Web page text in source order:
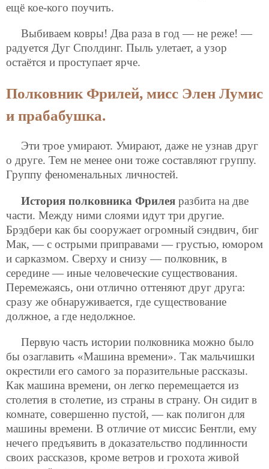
ещё кое-кого поучить.
Выбиваем ковры! Два раза в год — не реже! —
радуется Дуг Сполдинг. Пыль улетает, а узор
остаётся и проступает ярче.
Полковник Фрилей, мисс Элен Лумис
и прабабушка.
Эти трое умирают. Умирают, даже не узнав друг
о друге. Тем не менее они тоже составляют группу.
Группу феноменальных личностей.
История полковника Фрилея разбита на две
части. Между ними слоями идут три другие.
Брэдбери как бы сооружает огромный сэндвич, биг
Мак, — с острыми приправами — грустью, юмором
и сарказмом. Сверху и снизу — полковник, в
середине — иные человеческие существования.
Перемежаясь, они отлично оттеняют друг друга:
сразу же обнаруживается, где существование
должное, а где недолжное.
Первую часть истории полковника можно было
бы озаглавить «Машина времени». Так мальчишки
окрестили его самого за поразительные рассказы.
Как машина времени, он легко перемещается из
столетия в столетие, из страны в страну. Он сидит в
комнате, совершенно пустой, — как полигон для
машины времени. В отличие от миссис Бентли, ему
нечего предъявить в доказательство подлинности
своих рассказов, кроме ветров и грохота живой